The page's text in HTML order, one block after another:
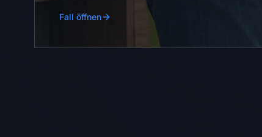
Fall öffnen